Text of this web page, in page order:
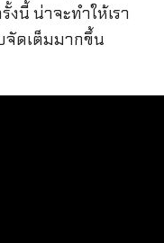
งนี้ น่าจะทำให้เรา
จัดเต็มมากขึ้น